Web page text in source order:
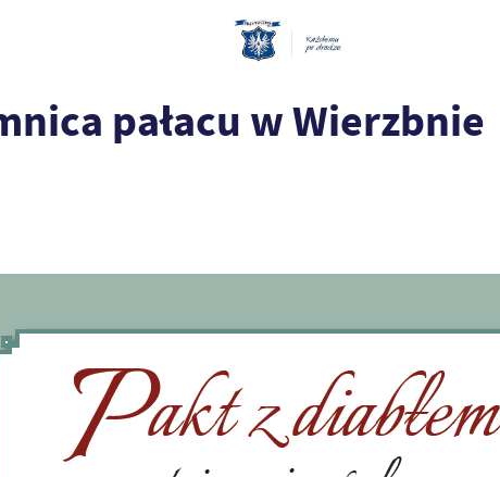
pałacu w Wierzbnie